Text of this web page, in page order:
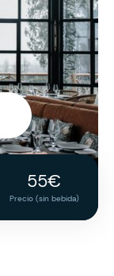
55€
Precio (sin bebida)